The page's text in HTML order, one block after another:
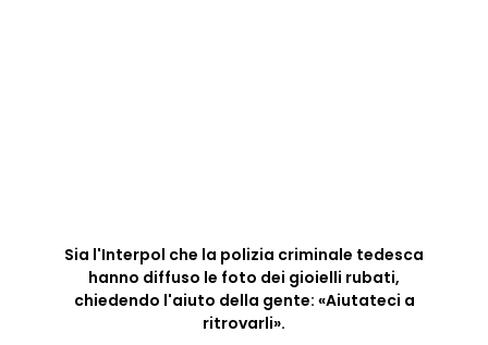
Sia l'Interpol che la polizia criminale tedesca
hanno diffuso le foto dei gioielli rubati,
chiedendo l'aiuto della gente: «Aiutateci a
ritrovarli».